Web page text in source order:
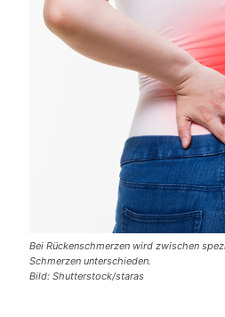
Bei Rückenschmerzen wird zwischen
Schmerzen unterschieden.
Bild: Shutterstock/staras